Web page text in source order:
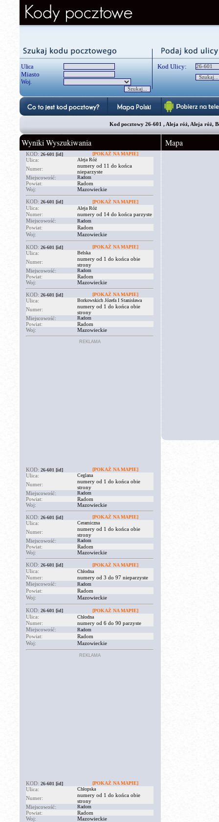
Ulica
Miasto
Woj.
Kod Ulicy:
Kod pocztowy 26-601 , Aleja róż, Aleja róż,
Wyniki Wyszukiwania
KOD: 26-601 [id] [POKAŻ NA MAPIE]
Ulica: Aleja Róż
Numer:
numery od 11 do końca
nieparzyste
Miejscowość:
Radom
Powiat:
Radom
Woj:
Mazowieckie
KOD: 26-601 [id] [POKAŻ NA MAPIE]
Ulica: Aleja Róż
Numer:
numery od 14 do końca parzyste
Miejscowość:
Radom
Powiat:
Radom
Woj:
Mazowieckie
KOD: 26-601 [id] [POKAŻ NA MAPIE]
Ulica: Belska
Numer:
numery od 1 do końca obie
strony
Miejscowość:
Radom
Powiat:
Radom
Woj:
Mazowieckie
KOD: 26-601 [id] [POKAŻ NA MAPIE]
Ulica: Borkowskich Józefa I Stanisława
Numer:
numery od 1 do końca obie
strony
Miejscowość:
Radom
Powiat:
Radom
Woj:
Mazowieckie
REKLAMA
KOD: 26-601 [id] [POKAŻ NA MAPIE]
Ulica: Ceglana
Numer:
numery od 1 do końca obie
strony
Miejscowość:
Radom
Powiat:
Radom
Woj:
Mazowieckie
KOD: 26-601 [id] [POKAŻ NA MAPIE]
Ulica: Ceramiczna
Numer:
numery od 1 do końca obie
strony
Miejscowość:
Radom
Powiat:
Radom
Woj:
Mazowieckie
KOD: 26-601 [id] [POKAŻ NA MAPIE]
Ulica: Chłodna
Numer:
numery od 3 do 97 nieparzyste
Miejscowość:
Radom
Powiat:
Radom
Woj:
Mazowieckie
KOD: 26-601 [id] [POKAŻ NA MAPIE]
Ulica: Chłodna
Numer:
numery od 6 do 90 parzyste
Miejscowość:
Radom
Powiat:
Radom
Woj:
Mazowieckie
REKLAMA
KOD: 26-601 [id] [POKAŻ NA MAPIE]
Ulica: Chłopska
Numer:
numery od 1 do końca obie
strony
Miejscowość:
Radom
Powiat:
Radom
Woj:
Mazowieckie
Mapa